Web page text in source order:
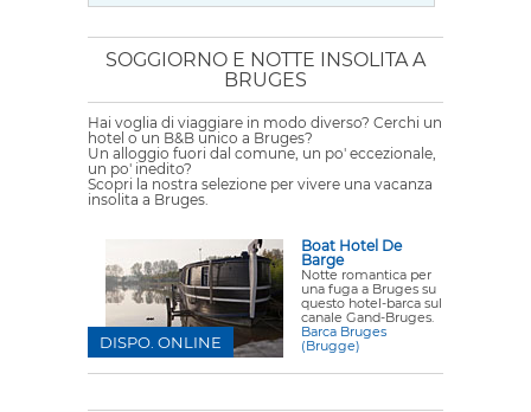
SOGGIORNO E NOTTE INSOLITA A
BRUGES
Hai voglia di viaggiare in modo diverso? Cerchi un
hotel o un B&B unico a Bruges?
Un alloggio fuori dal comune, un po' eccezionale,
un po' inedito?
Scopri la nostra selezione per vivere una vacanza
insolita a Bruges.
Boat Hotel De
Barge
Notte romantica per
una fuga a Bruges su
questo hotel-barca sul
canale Gand-Bruges.
Barca Bruges
(Brugge)
DISPO. ONLINE